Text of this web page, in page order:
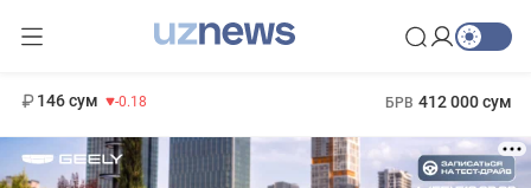
146 сум -0.18 БРВ 412 000 сум